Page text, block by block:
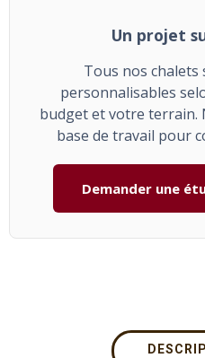
Un projet
Tous nos
personnalisables
budget et votre terrain.
base de travail pour
Demander une